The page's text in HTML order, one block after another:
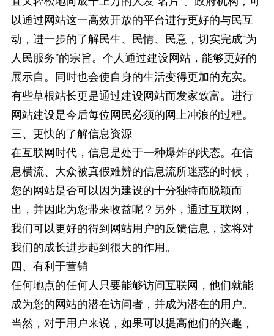
以通过网站这一高效开放的平台进行更好的与民互
动，进一步的了解民生、民情、民意，切实完成“为
人民服务”的宗旨。个人通过建设网站，能够更好的
展示自。同时也会使自身的生活变得更加的充实。
有些草根站长更是通过建设网站而发家致富。进行
网站建设是今后每位网民必须的网上冲浪的过程。
三、更快的了解信息资源
在互联网时代，信息是处于一种爆炸的状态。在信
息横流、大众被真假难辨的信息流所迷惑的时候，
您的网站是否可以因为建设的十分独特而脱颖而
出，并因此为您带来收益呢？另外，通过互联网，
我们可以更好的得到网站用户的反馈信息，这将对
我们的成长进步起到很大的作用。
四、有利于营销
任何地点的任何人只要能够访问互联网，他们就能
成为您的网站的潜在访问者，并成为潜在的用户。
当然，对于用户来说，如果可以提高他们的兴趣，